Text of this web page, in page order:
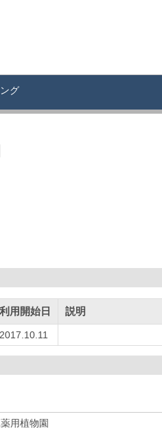
グ
利用開始日 説明
2017.10.11
用植物園